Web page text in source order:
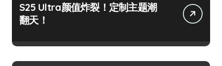
S25 Ultra颜值炸裂！定制主题潮
翻天！